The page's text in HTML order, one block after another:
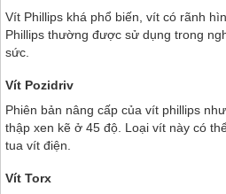
Vít Phillips khá phổ biến, vít có rãnh
Phillips thường được sử dụng trong
sức.
Vít Pozidriv
Phiên bản nâng cấp của vít phillips
thập xen kẽ ở 45 độ. Loại vít này có
tua vít điện.
Vít Torx